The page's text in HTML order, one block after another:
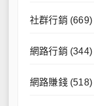
社群行銷 (669)
網路行銷 (344)
網路賺錢(518)